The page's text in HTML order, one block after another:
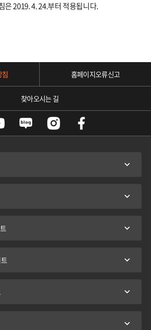
은 2019. 4. 24.부터 적용됩니다.
침 홈페이지오류신고
찾아오시는 길